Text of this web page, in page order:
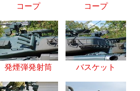
コープ
コープ
発煙弾発射筒 バスケット